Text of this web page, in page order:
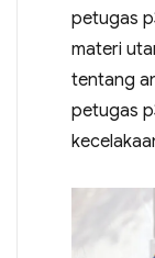
petugas
materi
tentang
petugas